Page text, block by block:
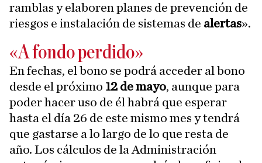
ramblas y elaboren planes de prevención de
riesgos e instalación de sistemas de alertas».
«A fondo perdido»
En fechas, el bono se podrá acceder al bono
desde el próximo 12 de mayo, aunque para
poder hacer uso de él habrá que esperar
hasta el día 26 de este mismo mes y tendrá
que gastarse a lo largo de lo que resta de
año. Los cálculos de la Administración